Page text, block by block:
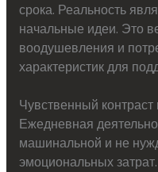
срока. Реальность
начальные идеи. Это
воодушевления и
характеристик для
Чувственный
Ежедневная
машинальной и не
эмоциональных